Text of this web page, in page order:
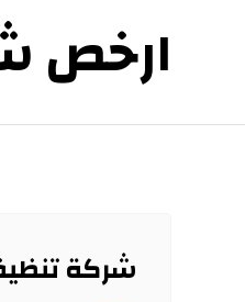
ارخص
شركة تنظيف